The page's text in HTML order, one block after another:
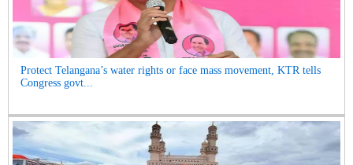
Protect Telangana’s water rights or face mass movement, KTR tells
Congress govt...